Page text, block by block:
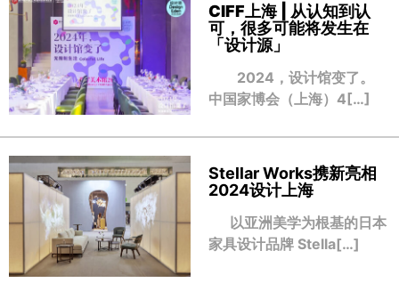
CIFF上海 | 从认知到认
可，很多可能将发生在
「设计源」
2024，设计馆变了。
中国家博会（上海）4[…]
Stellar Works携新亮相
2024设计上海
以亚洲美学为根基的日本
家具设计品牌 Stella[…]